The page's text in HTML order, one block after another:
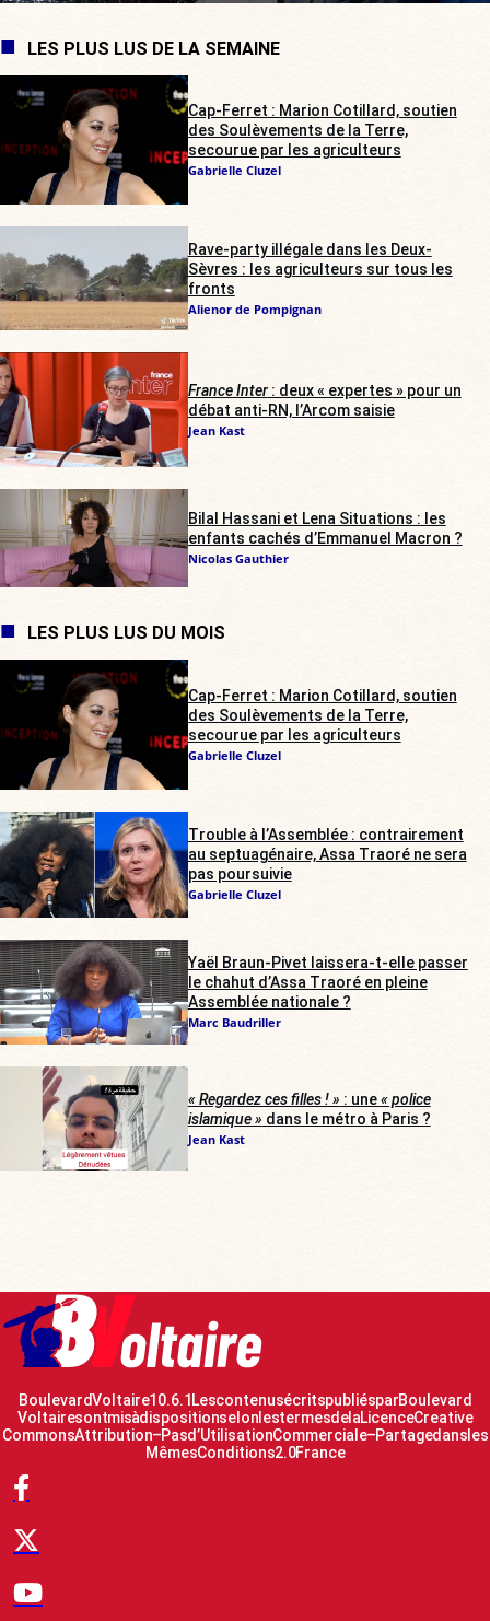
LES PLUS LUS DE LA SEMAINE
Cap-Ferret : Marion Cotillard, soutien
des Soulèvements de la Terre,
secourue par les agriculteurs
Gabrielle Cluzel
Rave-party illégale dans les Deux-
Sèvres : les agriculteurs sur tous les
fronts
Alienor de Pompignan
France Inter: deux « expertes » pour un
débat anti-RN, l’Arcom saisie
Jean Kast
Bilal Hassani et Lena Situations : les
enfants cachés d’Emmanuel Macron ?
Nicolas Gauthier
LES PLUS LUS DU MOIS
Cap-Ferret : Marion Cotillard, soutien
des Soulèvements de la Terre,
secourue par les agriculteurs
Gabrielle Cluzel
Trouble à l’Assemblée : contrairement
au septuagénaire, Assa Traoré ne sera
pas poursuivie
Gabrielle Cluzel
Yaël Braun-Pivet laissera-t-elle passer
le chahut d’Assa Traoré en pleine
Assemblée nationale ?
Marc Baudriller
« Regardez ces filles ! » : une« police
islamique » dans le métro à Paris ?
Jean Kast
Boulevard Voltaire 10.6.1 Les contenus écrits publiés par Boulevard
Voltaire sont mis à disposition selon les termes de la Licence Creative
Commons Attribution – Pas d’Utilisation Commerciale – Partage dans les
Mêmes Conditions 2.0 France